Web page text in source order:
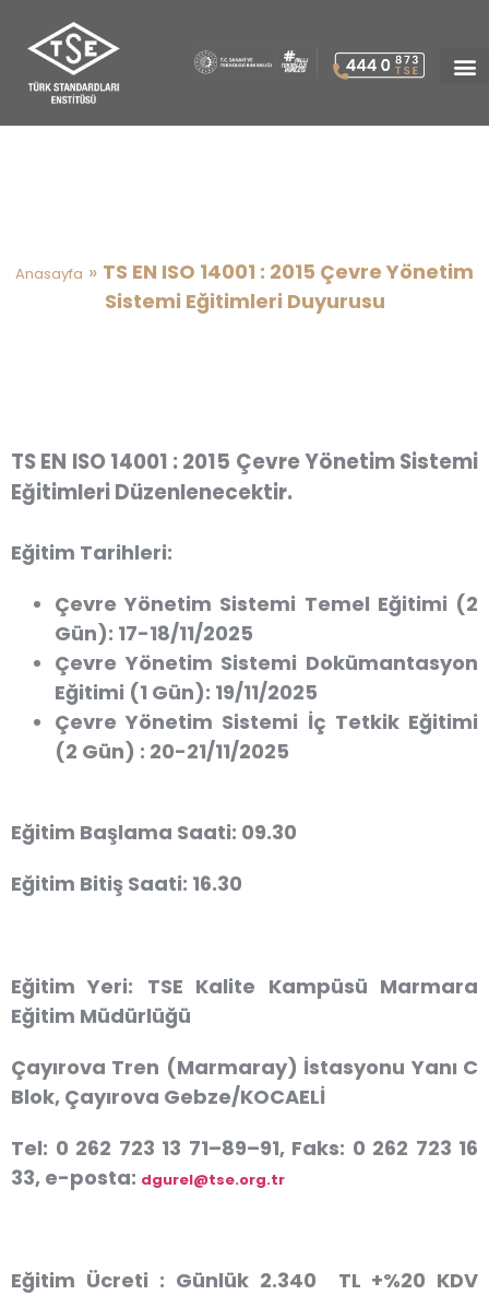
Anasayfa » TS EN ISO 14001 : 2015 Çevre Yönetim
Sistemi Eğitimleri Duyurusu
TS EN ISO 14001 : 2015 Çevre Yönetim Sistemi
Eğitimleri Düzenlenecektir.
Eğitim Tarihleri:
Çevre Yönetim Sistemi Temel Eğitimi (2
Gün): 17-18/11/2025
Çevre Yönetim Sistemi Dokümantasyon
Eğitimi (1 Gün): 19/11/2025
Çevre Yönetim Sistemi İç Tetkik Eğitimi
(2 Gün) : 20-21/11/2025
Eğitim Başlama Saati: 09.30
Eğitim Bitiş Saati: 16.30
Eğitim Yeri: TSE Kalite Kampüsü Marmara
Eğitim Müdürlüğü
Çayırova Tren (Marmaray) İstasyonu Yanı C
Blok, Çayırova Gebze/KOCAELİ
Tel: 0 262 723 13 71–89–91, Faks: 0 262 723 16
33, e-posta: dgurel@tse.org.tr
Eğitim Ücreti : Günlük 2.340 TL +%20 KDV